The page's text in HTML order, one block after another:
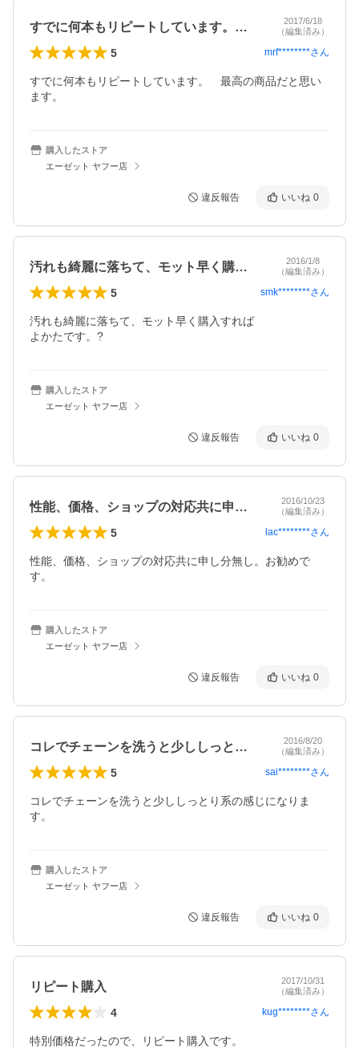
すでに何本もリピートしています。最高の…
2017/6/18
（編集済み）
5 mrf********さん
すでに何本もリピートしています。　最高の商品だと思い
ます。
購入したストア
エーゼット ヤフー店
違反報告 いいね 0
汚れも綺麗に落ちて、モット早く購入すれ…
2016/1/8
（編集済み）
5 smk********さん
汚れも綺麗に落ちて、モット早く購入すれば
よかたです。?
購入したストア
エーゼット ヤフー店
違反報告 いいね 0
性能、価格、ショップの対応共に申し分無…
2016/10/23
（編集済み）
5 lac********さん
性能、価格、ショップの対応共に申し分無し。お勧めで
す。
購入したストア
エーゼット ヤフー店
違反報告 いいね 0
コレでチェーンを洗うと少ししっとり系の…
2016/8/20
（編集済み）
5 sai********さん
コレでチェーンを洗うと少ししっとり系の感じになりま
す。
購入したストア
エーゼット ヤフー店
違反報告 いいね 0
リピート購入
2017/10/31
（編集済み）
4 kug********さん
特別価格だったので、リピート購入です。